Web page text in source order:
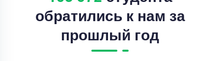
обратились к нам за
прошлый год